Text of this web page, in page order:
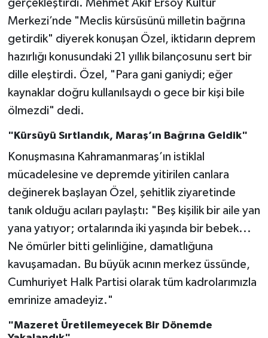
gerçekleştirdi. Mehmet Akif Ersoy Kültür
Merkezi’nde "Meclis kürsüsünü milletin bağrına
getirdik" diyerek konuşan Özel, iktidarın deprem
hazırlığı konusundaki 21 yıllık bilançosunu sert bir
dille eleştirdi. Özel, "Para gani ganiydi; eğer
kaynaklar doğru kullanılsaydı o gece bir kişi bile
ölmezdi" dedi.
"Kürsüyü Sırtlandık, Maraş’ın Bağrına Geldik"
Konuşmasına Kahramanmaraş’ın istiklal
mücadelesine ve depremde yitirilen canlara
değinerek başlayan Özel, şehitlik ziyaretinde
tanık olduğu acıları paylaştı: "Beş kişilik bir aile yan
yana yatıyor; ortalarında iki yaşında bir bebek...
Ne ömürler bitti gelinliğine, damatlığuna
kavuşamadan. Bu büyük acının merkez üssünde,
Cumhuriyet Halk Partisi olarak tüm kadrolarımızla
emrinize amadeyiz."
"Mazeret Üretilemeyecek Bir Dönemde